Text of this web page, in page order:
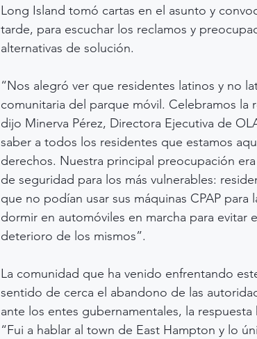
Long Island tomó cartas en el asunto y
tarde, para escuchar los reclamos y
alternativas de solución.
“Nos alegró ver que residentes latinos y no
comunitaria del parque móvil. Celebramos
dijo Minerva Pérez, Directora Ejecutiva de
saber a todos los residentes que estamos
derechos. Nuestra principal preocupación
de seguridad para los más vulnerables:
que no podían usar sus máquinas CPAP
dormir en automóviles en marcha para evitar
deterioro de los mismos”.
La comunidad que ha venido enfrentando
sentido de cerca el abandono de las
ante los entes gubernamentales, la respuesta
“Fui a hablar al town de East Hampton y lo